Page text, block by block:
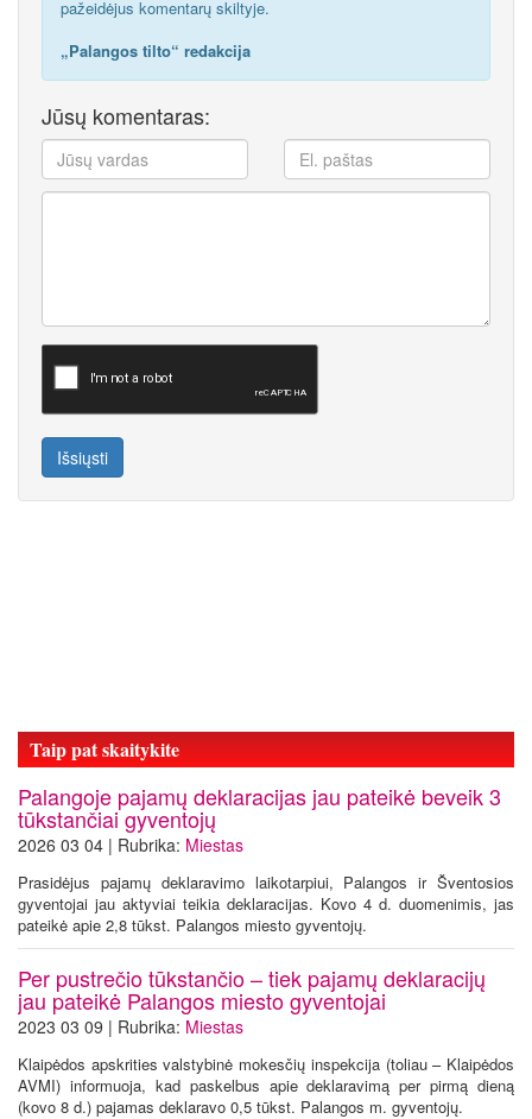
pažeidėjus komentarų skiltyje.
„Palangos tilto“ redakcija
Jūsų komentaras:
Išsiųsti
Taip pat skaitykite
Palangoje pajamų deklaracijas jau pateikė beveik 3
tūkstančiai gyventojų
2026 03 04 | Rubrika: Miestas
Prasidėjus pajamų deklaravimo laikotarpiui, Palangos ir Šventosios
gyventojai jau aktyviai teikia deklaracijas. Kovo 4 d. duomenimis, jas
pateikė apie 2,8 tūkst. Palangos miesto gyventojų.
Per pustrečio tūkstančio – tiek pajamų deklaracijų
jau pateikė Palangos miesto gyventojai
2023 03 09 | Rubrika: Miestas
Klaipėdos apskrities valstybinė mokesčių inspekcija (toliau – Klaipėdos
AVMI) informuoja, kad paskelbus apie deklaravimą per pirmą dieną
(kovo 8 d.) pajamas deklaravo 0,5 tūkst. Palangos m. gyventojų.